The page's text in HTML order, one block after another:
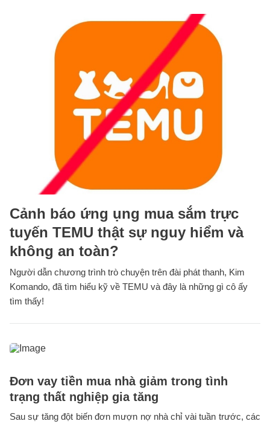
Cảnh báo ứng ụng mua sắm trực
tuyến TEMU thật sự nguy hiểm và
không an toàn?
Người dẫn chương trình trò chuyện trên đài phát thanh, Kim
Komando, đã tìm hiểu kỹ về TEMU và đây là những gì cô ấy
tìm thấy!
Đơn vay tiền mua nhà giảm trong tình
trạng thất nghiệp gia tăng
Sau sự tăng đột biến đơn mượn nợ nhà chỉ vài tuần trước, các